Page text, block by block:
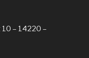
10 – 14220 –